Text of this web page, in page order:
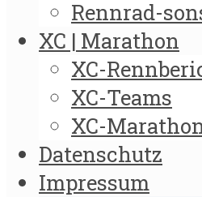
Rennrad-
XC | Marathon
XC-
XC-Teams
XC-
Datenschutz
Impressum